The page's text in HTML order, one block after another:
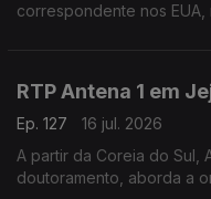
correspondente nos
RTP Antena 1 em
Ep. 127
16 jul. 2026
A partir da Coreia do Sul,
doutoramento, aborda a